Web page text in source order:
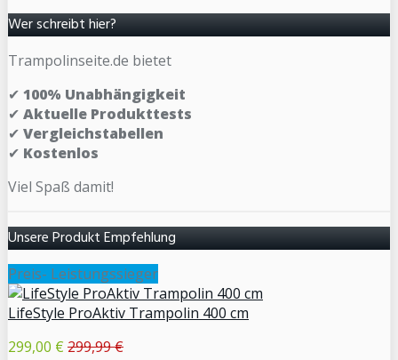
Wer schreibt hier?
Trampolinseite.de bietet
✔ 100% Unabhängigkeit
✔ Aktuelle Produkttests
✔ Vergleichstabellen
✔ Kostenlos
Viel Spaß damit!
Unsere Produkt Empfehlung
Preis- Leistungssieger
LifeStyle ProAktiv Trampolin 400 cm
299,00 € 299,99 €